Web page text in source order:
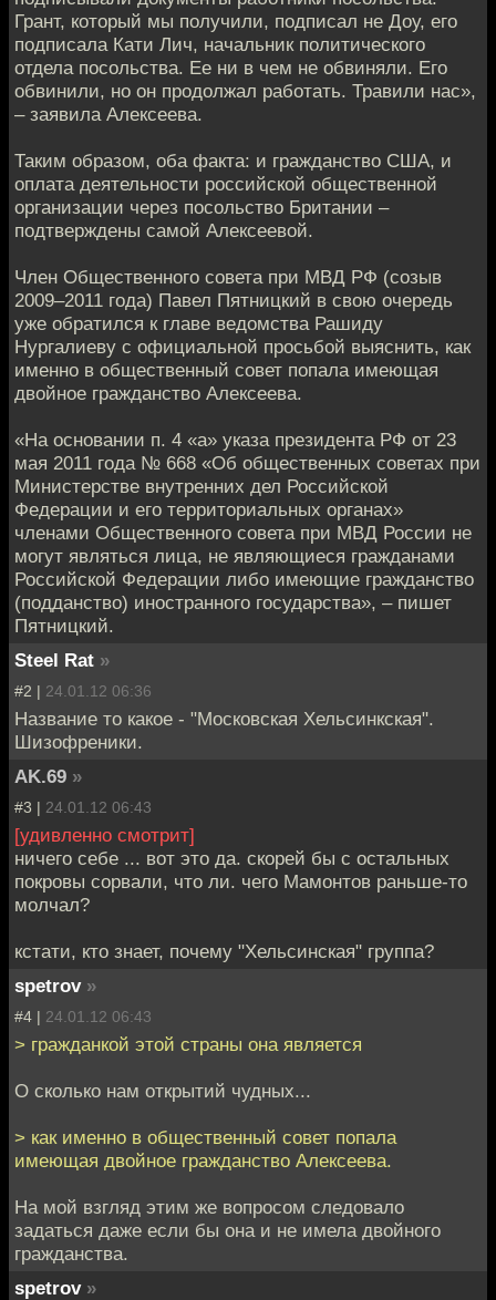
Грант, который мы получили, подписал не Доу, его
подписала Кати Лич, начальник политического
отдела посольства. Ее ни в чем не обвиняли. Его
обвинили, но он продолжал работать. Травили нас»,
– заявила Алексеева.
Таким образом, оба факта: и гражданство США, и
оплата деятельности российской общественной
организации через посольство Британии –
подтверждены самой Алексеевой.
Член Общественного совета при МВД РФ (созыв
2009–2011 года) Павел Пятницкий в свою очередь
уже обратился к главе ведомства Рашиду
Нургалиеву с официальной просьбой выяснить, как
именно в общественный совет попала имеющая
двойное гражданство Алексеева.
«На основании п. 4 «а» указа президента РФ от 23
мая 2011 года № 668 «Об общественных советах при
Министерстве внутренних дел Российской
Федерации и его территориальных органах»
членами Общественного совета при МВД России не
могут являться лица, не являющиеся гражданами
Российской Федерации либо имеющие гражданство
(подданство) иностранного государства», – пишет
Пятницкий.
Steel Rat »
#2 | 24.01.12 06:36
Название то какое - "Московская Хельсинкская".
Шизофреники.
AK.69 »
#3 | 24.01.12 06:43
[удивленно смотрит]
ничего себе ... вот это да. скорей бы с остальных
покровы сорвали, что ли. чего Мамонтов раньше-то
молчал?
кстати, кто знает, почему "Хельсинская" группа?
spetrov »
#4 | 24.01.12 06:43
> гражданкой этой страны она является
О сколько нам открытий чудных...
> как именно в общественный совет попала
имеющая двойное гражданство Алексеева.
На мой взгляд этим же вопросом следовало
задаться даже если бы она и не имела двойного
гражданства.
spetrov »